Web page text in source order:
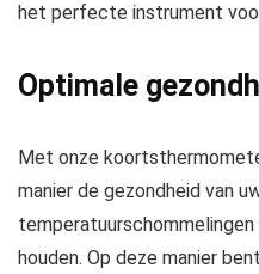
het perfecte instrument
Optimale
Met onze
manier de gezondheid van
houden. Op deze manier